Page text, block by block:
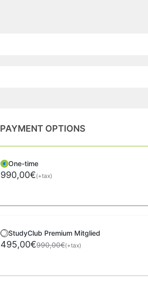
PAYMENT OPTIONS
One-time
990,00€(+tax)
StudyClub Premium Mitglied
495,00€990,00€(+tax)